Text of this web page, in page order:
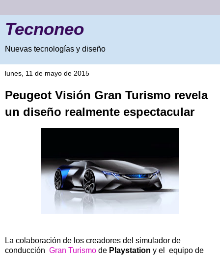
Tecnoneo
Nuevas tecnologías y diseño
lunes, 11 de mayo de 2015
Peugeot Visión Gran Turismo revela
un diseño realmente espectacular
La colaboración de los creadores del simulador de
conducción Gran Turismo de Playstation y el equipo de